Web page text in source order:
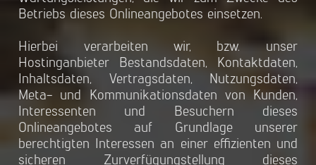
Betriebs dieses Onlineangebotes einsetzen.
Hierbei verarbeiten wir, bzw. unser
Hostinganbieter Bestandsdaten, Kontaktdaten,
Inhaltsdaten, Vertragsdaten, Nutzungsdaten,
Meta- und Kommunikationsdaten von Kunden,
Interessenten und Besuchern dieses
Onlineangebotes auf Grundlage unserer
berechtigten Interessen an einer effizienten und
sicheren Zurverfügungstellung dieses